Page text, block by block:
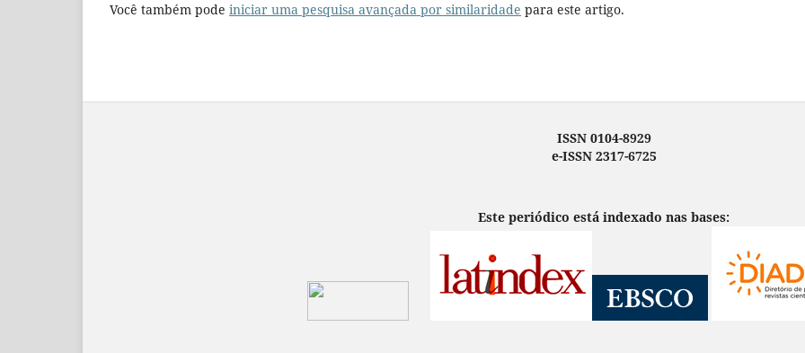
Você também pode iniciar uma pesquisa avançada por similaridade para este artigo.
ISSN 0104-8929
e-ISSN 2317-6725
Este periódico está indexado nas bases: